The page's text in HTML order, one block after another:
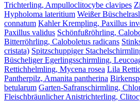
Trichterling, Ampulloclitocybe clavipes
Hypholoma lateritium Weißer
connatum Kahler Krempling, Paxillus
Paxillus validus Schönfußröhrling,
Bitterröhrling, Caloboletus radicans
cristata) Spitzschuppiger
Büscheliger Egerlingsschirmling,
Rettichhelmling, Mycena rosea Lila
Pantherpilz, Amanita pantherina
betularum Garten-Safranschirmling,
Fleischbräunlicher Anistrichterling,